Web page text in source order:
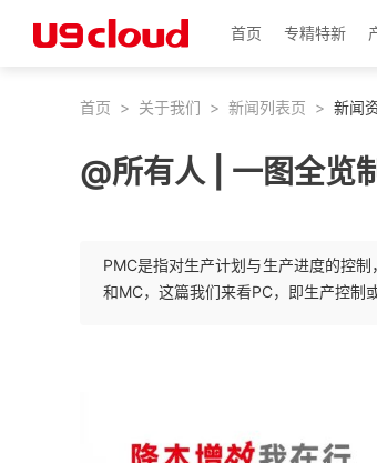
首页 专精特新
首页 > 关于我们 > 新闻列表页 > 新闻
@所有人 | 一图全览
PMC是指对生产计划与生产进度的控
和MC，这篇我们来看PC，即生产控制